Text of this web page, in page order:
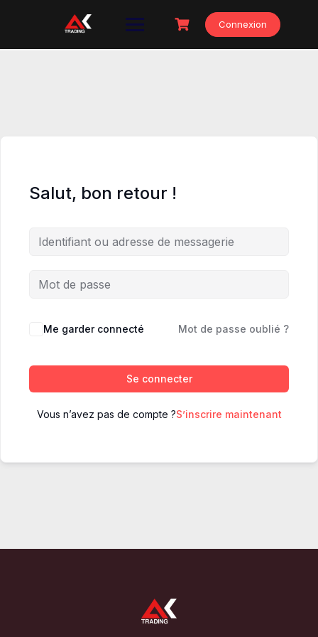
Connexion
Salut, bon retour !
Me garder connecté Mot de passe oublié ?
Se connecter
Vous n’avez pas de compte ?S’inscrire maintenant